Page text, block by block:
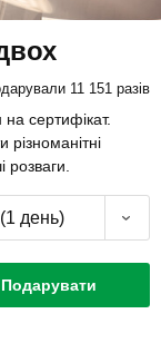
11 151 разів
на сертифікат.
різноманітні
розваги.
(1 день)
Подарувати